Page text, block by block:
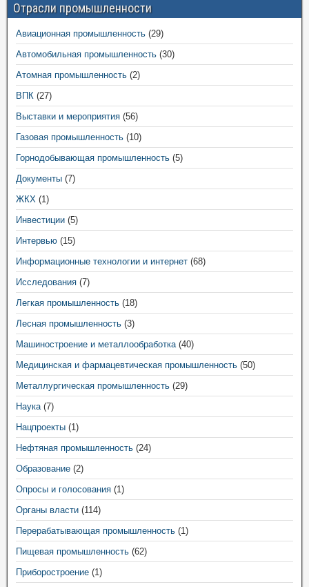
Отрасли промышленности
Авиационная промышленность (29)
Автомобильная промышленность (30)
Атомная промышленность (2)
ВПК (27)
Выставки и мероприятия (56)
Газовая промышленность (10)
Горнодобывающая промышленность (5)
Документы (7)
ЖКХ (1)
Инвестиции (5)
Интервью (15)
Информационные технологии и интернет (68)
Исследования (7)
Легкая промышленность (18)
Лесная промышленность (3)
Машиностроение и металлообработка(40)
Медицинская и фармацевтическая промышленность (50)
Металлургическая промышленность (29)
Наука(7)
Нацпроекты (1)
Нефтяная промышленность (24)
Образование (2)
Опросы и голосования (1)
Органы власти (114)
Перерабатывающая промышленность (1)
Пищевая промышленность (62)
Приборостроение (1)